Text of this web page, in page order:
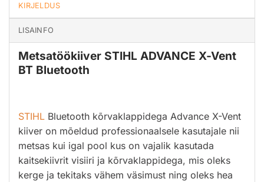
KIRJELDUS
LISAINFO
Metsatöökiiver STIHL ADVANCE X-Vent
BT Bluetooth
STIHL Bluetooth kõrvaklappidega Advance X-Vent
kiiver on mõeldud professionaalsele kasutajale nii
metsas kui igal pool kus on vajalik kasutada
kaitsekiivrit visiiri ja kõrvaklappidega, mis oleks
kerge ja tekitaks vähem väsimust ning oleks hea